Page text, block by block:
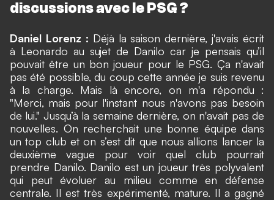
discussions avec le PSG ?
Daniel Lorenz : Déjà la saison dernière, j'avais écrit
à Leonardo au sujet de Danilo car je pensais qu’il
pouvait être un bon joueur pour le PSG. Ça n'avait
pas été possible, du coup cette année je suis revenu
à la charge. Mais là encore, on m'a répondu :
"Merci, mais pour l'instant nous n'avons pas besoin
de lui." Jusqu’à la semaine dernière, on n'avait pas de
nouvelles. On recherchait une bonne équipe dans
un top club et on s’est dit que nous allions lancer la
deuxième vague pour voir quel club pourrait
prendre Danilo. Danilo est un joueur très polyvalent
qui peut évoluer au milieu comme en défense
centrale. Il est très expérimenté, mature. Il a gagné